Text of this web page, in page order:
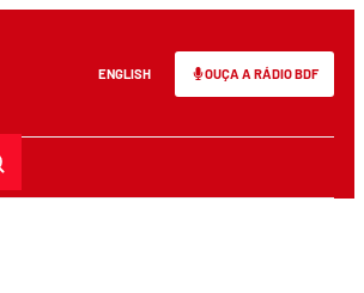
ENGLISH OUÇA A RÁDIO BDF